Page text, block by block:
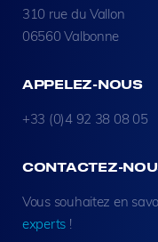
310 rue du Vallon
06560 Valbonne
APPELEZ-NOUS
+33 (0)4 92 38 08 05
CONTACTEZ-
Vous souhaitez en
experts !